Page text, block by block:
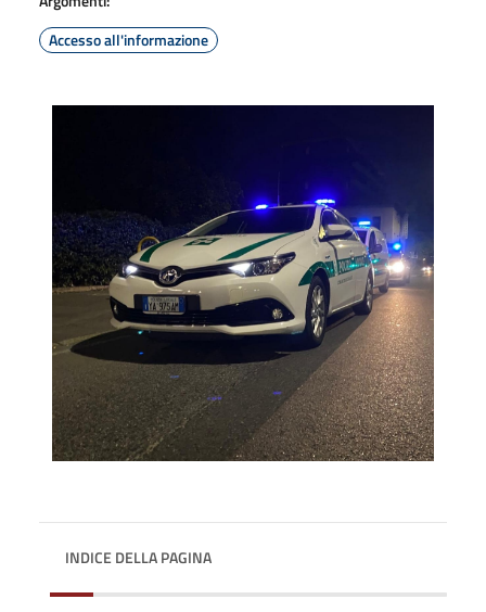
Accesso all'informazione
INDICE DELLA PAGINA